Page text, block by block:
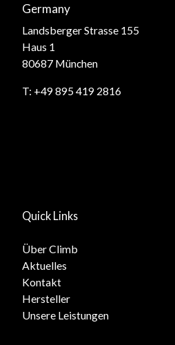
Germany
Landsberger Strasse 155
Haus 1
80687 München
T: +49 895 419 2816
Quick Links
Über Climb
Aktuelles
Kontakt
Hersteller
Unsere Leistungen